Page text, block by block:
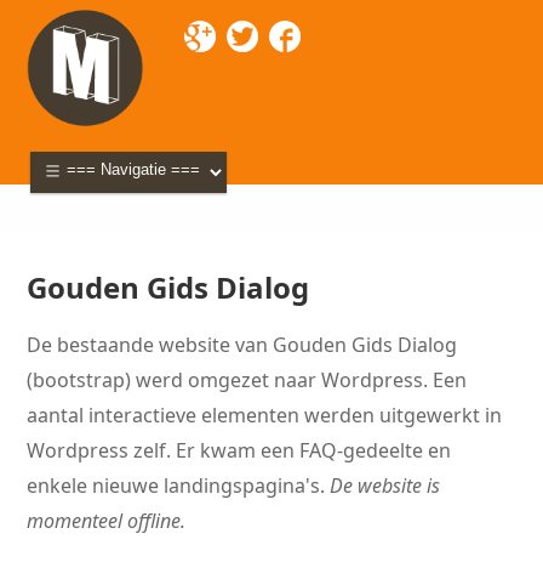
Gouden Gids Dialog
De bestaande website van Gouden Gids Dialog
(bootstrap) werd omgezet naar Wordpress. Een
aantal interactieve elementen werden uitgewerkt in
Wordpress zelf. Er kwam een FAQ-gedeelte en
enkele nieuwe landingspagina's.De website is
momenteel offline.